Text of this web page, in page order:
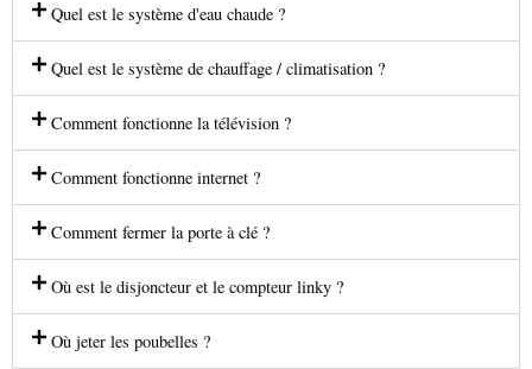
Quel est le système d'eau chaude ?
Quel est le système de chauffage / climatisation ?
Comment fonctionne la télévision ?
Comment fonctionne internet ?
Comment fermer la porte à clé ?
Où est le disjoncteur et le compteur linky ?
Où jeter les poubelles ?